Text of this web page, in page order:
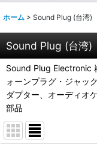
ホーム > Sound Plug (台湾)
Sound Plug (台湾)
Sound Plug Electronic
ォーンプラグ・ジャッ
ダプター、オーディオ
部品